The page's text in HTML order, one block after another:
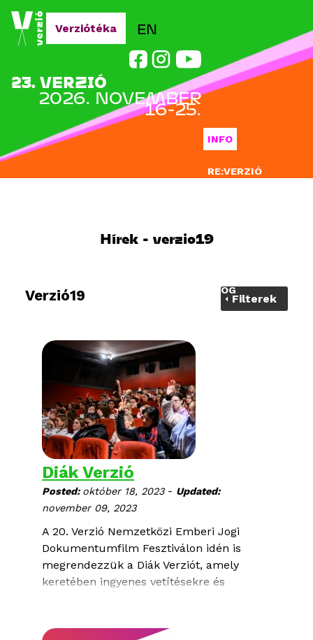
Jump to navigation
INFO
RE:VERZIÓ
BLOG
EN
23. VERZIÓ
2026. NOVEMBER
16-25.
Verziótéka
Hírek - verzio19
Filterek
Verzió19
Diák Verzió
Posted:október 18, 2023 - Updated:
november 09, 2023
A 20. Verzió Nemzetközi Emberi Jogi
Dokumentumfilm Fesztiválon idén is
megrendezzük a Diák Verziót, amely
keretében ingyenes vetítésekre és
dokumentumfilm közül választhatnak. A